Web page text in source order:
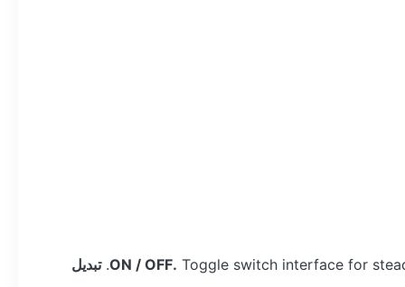
Toggle switch interface for
تبديل